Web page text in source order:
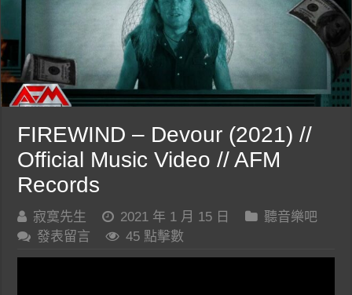
FIREWIND – Devour (2021) //
Official Music Video // AFM
Records
寂寞先生 2021 年 1 月 15 日
聽音樂吧
發表留言
45 點擊數